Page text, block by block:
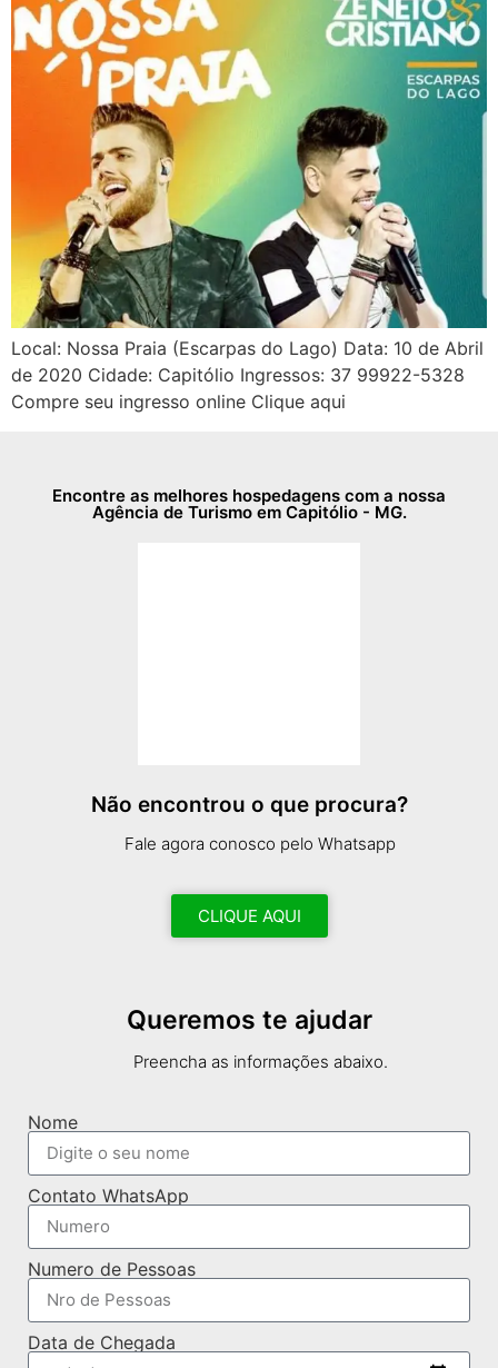
Local: Nossa Praia (Escarpas do Lago) Data: 10 de Abril
de 2020 Cidade: Capitólio Ingressos: 37 99922-5328
Compre seu ingresso online Clique aqui
Encontre as melhores hospedagens com a nossa
Agência de Turismo em Capitólio - MG.
Não encontrou o que procura?
Fale agora conosco pelo Whatsapp
CLIQUE AQUI
Queremos te ajudar
Preencha as informações abaixo.
Nome
Contato WhatsApp
Numero de Pessoas
Data de Chegada